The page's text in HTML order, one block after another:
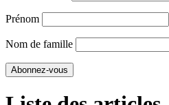
Prénom
Nom de famille